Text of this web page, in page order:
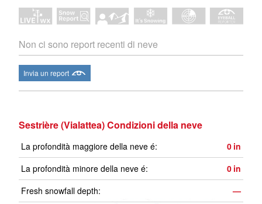
Non ci sono report recenti di neve
Invia un report
Sestrière (Vialattea) Condizioni della neve
La profondità maggiore della neve é: 0 in
La profondità minore della neve é:
0 in
Fresh snowfall depth:
—